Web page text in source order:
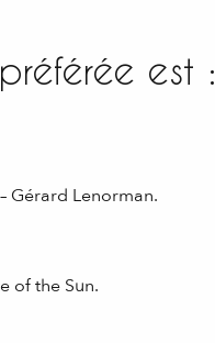
est :
Gérard Lenorman.
of the Sun.